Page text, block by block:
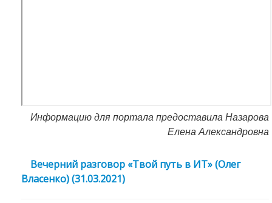
Информацию для портала предоставила Назарова
Елена Александровна
Вечерний разговор «Твой путь в ИТ» (Олег
Власенко) (31.03.2021)